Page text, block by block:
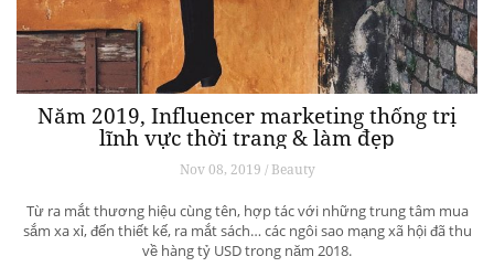
Năm 2019, Influencer marketing thống trị
lĩnh vực thời trang & làm đẹp
Nov 08, 2019 / Beauty
Từ ra mắt thương hiệu cùng tên, hợp tác với những trung tâm mua
sắm xa xỉ, đến thiết kế, ra mắt sách… các ngôi sao mạng xã hội đã thu
về hàng tỷ USD trong năm 2018.